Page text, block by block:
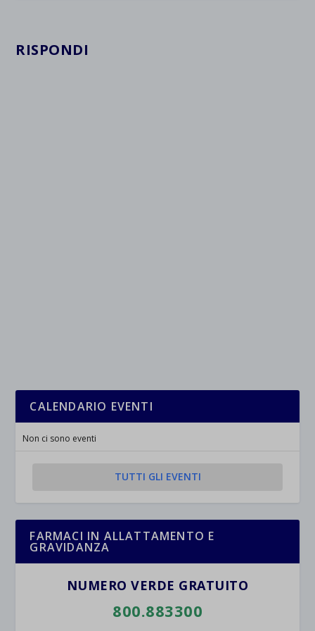
RISPONDI
CALENDARIO EVENTI
Non ci sono eventi
TUTTI GLI EVENTI
FARMACI IN ALLATTAMENTO E
GRAVIDANZA
NUMERO VERDE GRATUITO
800.883300